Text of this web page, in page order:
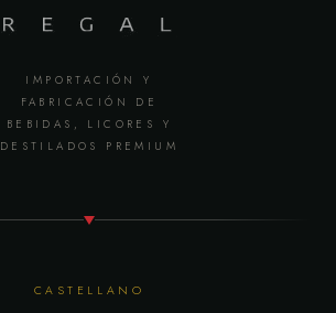
IMPORTACIÓN Y
FABRICACIÓN DE
BEBIDAS, LICORES Y
DESTILADOS PREMIUM
CASTELLANO